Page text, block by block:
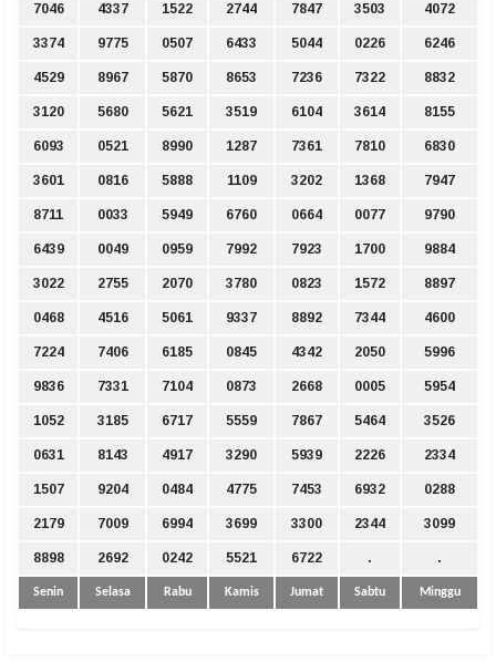
7046 4337 1522 2744 7847 3503 4072
3374 9775 0507 6433 5044 0226 6246
4529 8967 5870 8653 7236 7322 8832
3120 5680 5621 3519 6104 3614 8155
6093 0521 8990 1287 7361 7810 6830
3601 0816 5888 1109 3202 1368 7947
8711 0033 5949 6760 0664 0077 9790
6439 0049 0959 7992 7923 1700 9884
3022 2755 2070 3780 0823 1572 8897
0468 4516 5061 9337 8892 7344 4600
7224 7406 6185 0845 4342 2050 5996
9836 7331 7104 0873 2668 0005 5954
1052 3185 6717 5559 7867 5464 3526
0631 8143 4917 3290 5939 2226 2334
1507 9204 0484 4775 7453 6932 0288
2179 7009 6994 3699 3300 2344 3099
8898 2692 0242 5521 6722 . .
Senin Selasa Rabu Kamis Jumat Sabtu Minggu